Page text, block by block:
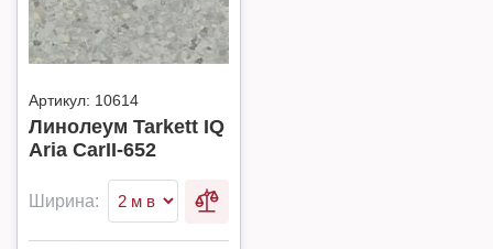
Артикул: 10614
Линолеум Tarkett IQ
Aria CarII-652
Ширина: